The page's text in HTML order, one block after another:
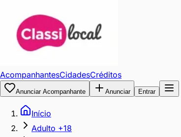
AcompanhantesCidadesCréditos
Anunciar Acompanhante Anunciar Entrar
Início
Adulto +18